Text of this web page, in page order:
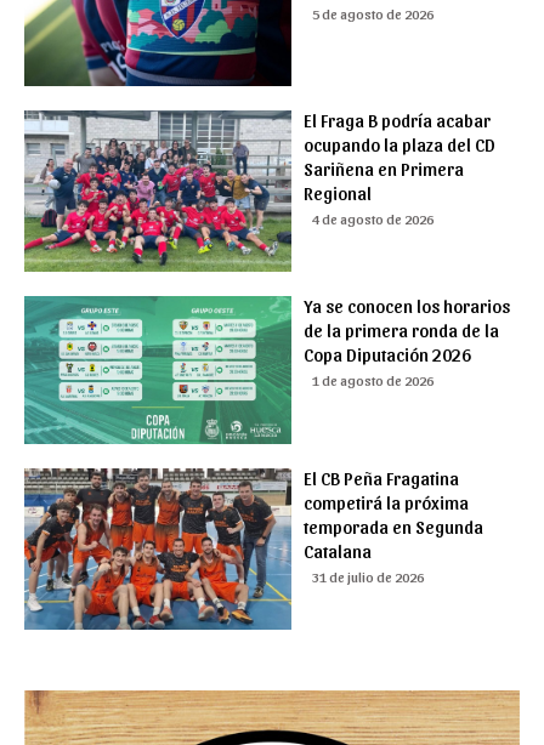
5 de agosto de 2026
El Fraga B podría acabar
ocupando la plaza del CD
Sariñena en Primera
Regional
4 de agosto de 2026
Ya se conocen los horarios
de la primera ronda de la
Copa Diputación 2026
1 de agosto de 2026
El CB Peña Fragatina
competirá la próxima
temporada en Segunda
Catalana
31 de julio de 2026